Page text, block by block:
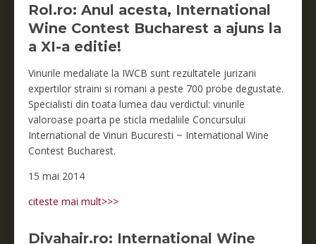
Rol.ro: Anul acesta, International
Wine Contest Bucharest a ajuns la
a XI-a editie!
Vinurile medaliate la IWCB sunt rezultatele jurizarii
expertilor straini si romani a peste 700 probe degustate.
Specialisti din toata lumea dau verdictul: vinurile
valoroase poarta pe sticla medaliile Concursului
International de Vinuri Bucuresti ~ International Wine
Contest Bucharest.
15 mai 2014
citeste mai mult>>>
Divahair.ro: International Wine